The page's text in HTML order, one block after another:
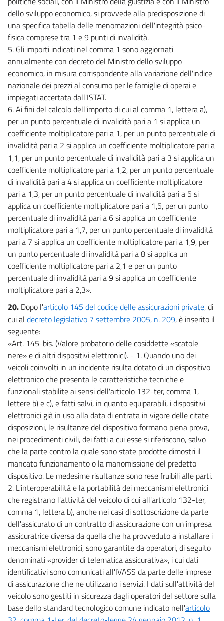
dello sviluppo economico, si provvede alla predisposizione di
una specifica tabella delle menomazioni dell'integrità psico-
fisica comprese tra 1 e 9 punti di invalidità.
5. Gli importi indicati nel comma 1 sono aggiornati
annualmente con decreto del Ministro dello sviluppo
economico, in misura corrispondente alla variazione dell'indice
nazionale dei prezzi al consumo per le famiglie di operai e
impiegati accertata dall'ISTAT.
6. Ai fini del calcolo dell'importo di cui al comma 1, lettera a),
per un punto percentuale di invalidità pari a 1 si applica un
coefficiente moltiplicatore pari a 1, per un punto percentuale di
invalidità pari a 2 si applica un coefficiente moltiplicatore pari a
1,1, per un punto percentuale di invalidità pari a 3 si applica un
coefficiente moltiplicatore pari a 1,2, per un punto percentuale
di invalidità pari a 4 si applica un coefficiente moltiplicatore
pari a 1,3, per un punto percentuale di invalidità pari a 5 si
applica un coefficiente moltiplicatore pari a 1,5, per un punto
percentuale di invalidità pari a 6 si applica un coefficiente
moltiplicatore pari a 1,7, per un punto percentuale di invalidità
pari a 7 si applica un coefficiente moltiplicatore pari a 1,9, per
un punto percentuale di invalidità pari a 8 si applica un
coefficiente moltiplicatore pari a 2,1 e per un punto
percentuale di invalidità pari a 9 si applica un coefficiente
moltiplicatore pari a 2,3».
20. Dopo l'articolo 145 del codice delle assicurazioni private, di
cui al decreto legislativo 7 settembre 2005, n. 209, è inserito il
seguente:
«Art. 145-bis. (Valore probatorio delle cosiddette «scatole
nere» e di altri dispositivi elettronici). - 1. Quando uno dei
veicoli coinvolti in un incidente risulta dotato di un dispositivo
elettronico che presenta le caratteristiche tecniche e
funzionali stabilite ai sensi dell'articolo 132-ter, comma 1,
lettere b) e c), e fatti salvi, in quanto equiparabili, i dispositivi
elettronici già in uso alla data di entrata in vigore delle citate
disposizioni, le risultanze del dispositivo formano piena prova,
nei procedimenti civili, dei fatti a cui esse si riferiscono, salvo
che la parte contro la quale sono state prodotte dimostri il
mancato funzionamento o la manomissione del predetto
dispositivo. Le medesime risultanze sono rese fruibili alle parti.
2. L'interoperabilità e la portabilità dei meccanismi elettronici
che registrano l'attività del veicolo di cui all'articolo 132-ter,
comma 1, lettera b), anche nei casi di sottoscrizione da parte
dell'assicurato di un contratto di assicurazione con un'impresa
assicuratrice diversa da quella che ha provveduto a installare i
meccanismi elettronici, sono garantite da operatori, di seguito
denominati «provider di telematica assicurativa», i cui dati
identificativi sono comunicati all'IVASS da parte delle imprese
di assicurazione che ne utilizzano i servizi. I dati sull'attività del
veicolo sono gestiti in sicurezza dagli operatori del settore sulla
base dello standard tecnologico comune indicato nell'articolo